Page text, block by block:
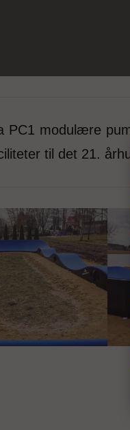
PC1 modulære
til det 21.